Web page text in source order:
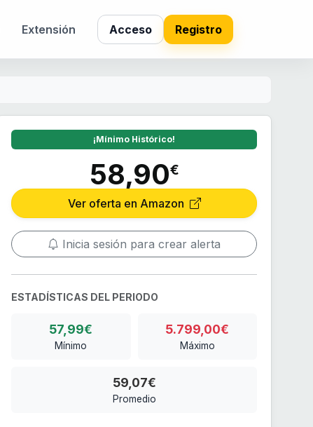
Extensión Acceso Registro
¡Mínimo Histórico!
58,90€
Ver oferta en Amazon
Inicia sesión para crear alerta
ESTADÍSTICAS DEL PERIODO
57,99€
Mínimo
5.799,00€
Máximo
59,07€
Promedio